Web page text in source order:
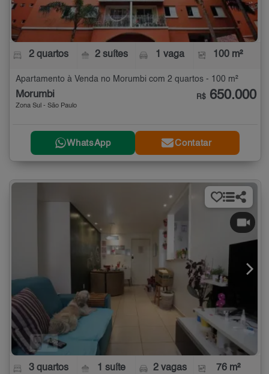
2 quartos 2 suítes 1 vaga 100 m²
Apartamento à Venda no Morumbi com 2 quartos - 100 m²
Morumbi
Zona Sul - São Paulo
R$ 650.000
WhatsApp Contatar
3 quartos 1 suíte 2 vagas 76 m²